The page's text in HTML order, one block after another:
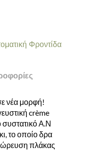
Φροντίδα
νέα μορφή!
crème
συστατικό Α.Ν
το οποίο δρα
πλάκας